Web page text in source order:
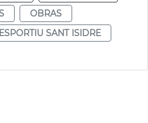
OBRAS
SANT ISIDRE